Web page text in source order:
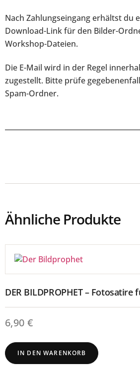
Nach Zahlungseingang erhältst du
Download-Link für den Bilder-
Workshop-Dateien.
Die E-Mail wird in der Regel
zugestellt. Bitte prüfe
Spam-Ordner.
Ähnliche Produkte
DER BILDPROPHET –
6,90 €
IN DEN WARENKORB